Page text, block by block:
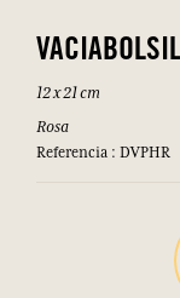
12 x 21 cm
Rosa
Referencia : DVPHR